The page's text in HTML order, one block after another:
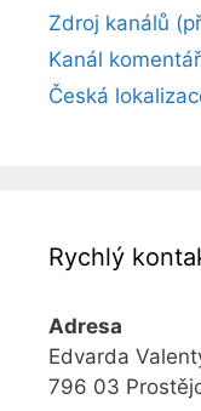
Zdroj kanálů
Kanál
Česká
Rychlý
Adresa
Edvarda
796 03